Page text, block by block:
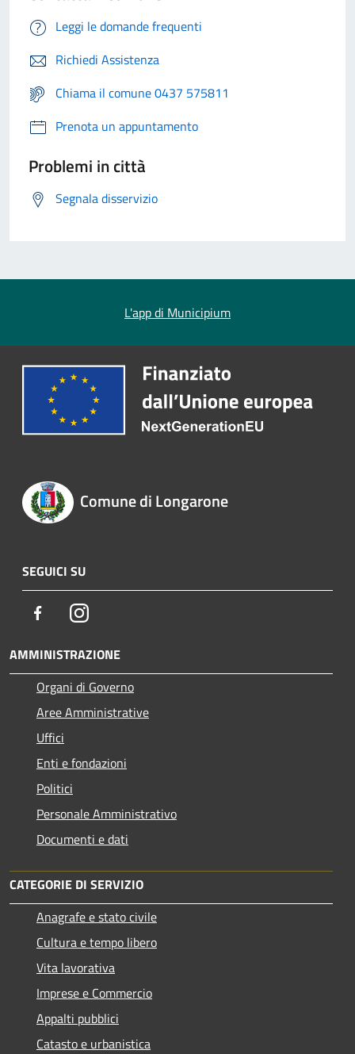
Leggi le domande frequenti
Richiedi Assistenza
Chiama il comune 0437 575811
Prenota un appuntamento
Problemi in città
Segnala disservizio
L'app di Municipium
Comune di Longarone
SEGUICI SU
FacebookInstagram
AMMINISTRAZIONE
Organi di Governo
Aree Amministrative
Uffici
Enti e fondazioni
Politici
Personale Amministrativo
Documenti e dati
CATEGORIE DI SERVIZIO
Anagrafe e stato civile
Cultura e tempo libero
Vita lavorativa
Imprese e Commercio
Appalti pubblici
Catasto e urbanistica